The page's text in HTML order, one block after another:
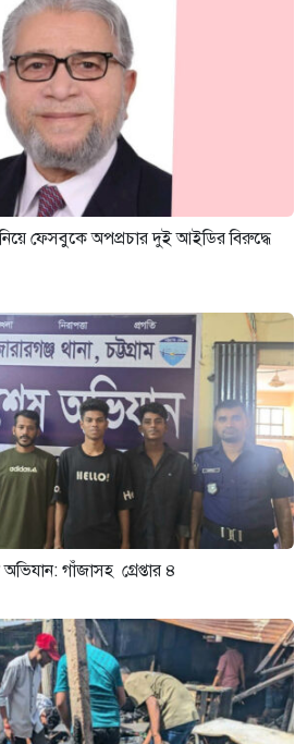
ফেসবুকে অপপ্রচার দুই আইডির বিরুদ্ধে
গাঁজাসহ গ্রেপ্তার ৪